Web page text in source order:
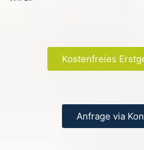
Kostenfreies
Anfrage via